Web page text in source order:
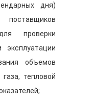
дня)
проверки
объемов
тепловой